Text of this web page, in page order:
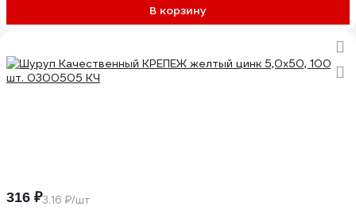
В корзину
316 ₽3.16 ₽/шт